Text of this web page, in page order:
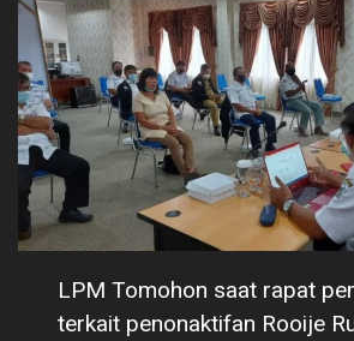
LPM Tomohon saat rapat
terkait penonaktifan Rooije